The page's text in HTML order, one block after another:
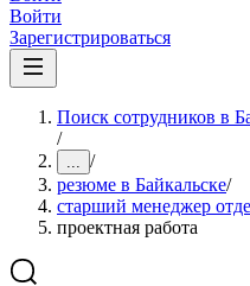
Войти
Зарегистрироваться
Поиск сотрудников в
/
... /
резюме в Байкальске/
старший менеджер
проектная работа